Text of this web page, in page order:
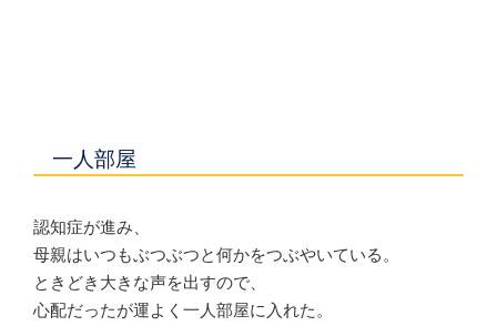
一人部屋
認知症が進み、
母親はいつもぶつぶつと何かをつぶやいている。
ときどき大きな声を出すので、
心配だったが運よく一人部屋に入れた。